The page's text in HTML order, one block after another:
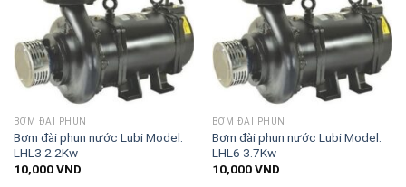
BƠM ĐÀI PHUN
Bơm đài phun nước Lubi Model:
LHL3 2.2Kw
10,000VND
BƠM ĐÀI PHUN
Bơm đài phun nước Lubi Model:
LHL6 3.7Kw
10,000VND